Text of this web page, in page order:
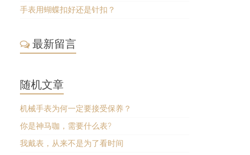
手表用蝴蝶扣好还是针扣？
最新留言
随机文章
机械手表为何一定要接受保养？
你是神马咖，需要什么表?
我戴表，从来不是为了看时间